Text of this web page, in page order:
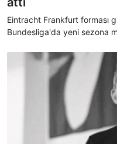
Eintracht Frankfurt forması
Bundesliga'da yeni sezona